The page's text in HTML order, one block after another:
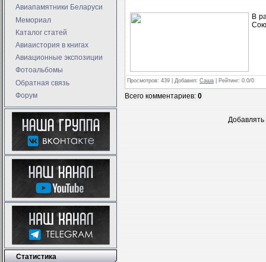
Авиапамятники Беларуси
Мемориал
Каталог статей
Авиаистория в книгах
Авиационные экспозиции
Фотоальбомы
Обратная связь
Форум
Статистика
В
Просмотров: 439 | Добавил: Саша Рейтинг: 0.0/0
Всего комментариев:0
Добавлять